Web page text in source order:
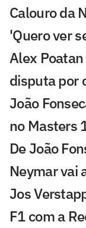
Calouro da
'Quero ver
Alex Poatan
disputa por
João
no Masters
De João
Neymar vai
Jos
F1 com a